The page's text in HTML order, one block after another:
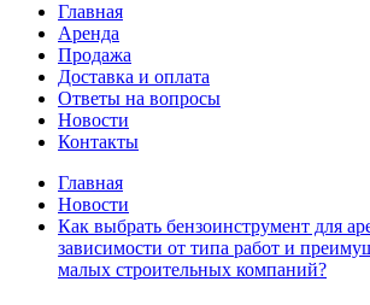
Главная
Аренда
Продажа
Доставка и оплата
Ответы на вопросы
Новости
Контакты
Главная
Новости
Как выбрать бензоинструмент для
зависимости от типа работ и
малых строительных компаний?